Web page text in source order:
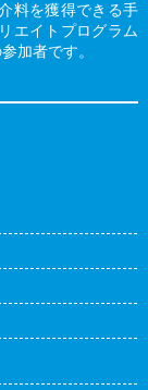
料を獲得できる手
エイトプログラム
加者です。